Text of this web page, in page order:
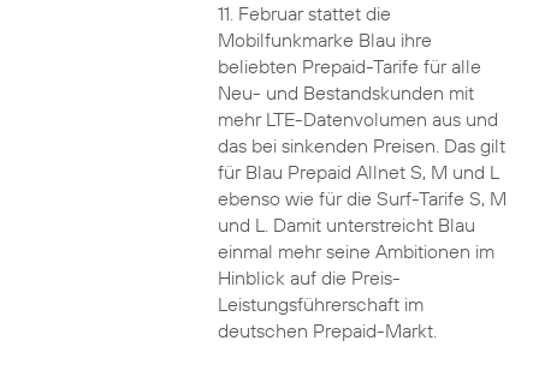
11. Februar stattet die
Mobilfunkmarke Blau ihre
beliebten Prepaid-Tarife für alle
Neu- und Bestandskunden mit
mehr LTE-Datenvolumen aus und
das bei sinkenden Preisen. Das gilt
für Blau Prepaid Allnet S, M und L
ebenso wie für die Surf-Tarife S, M
und L. Damit unterstreicht Blau
einmal mehr seine Ambitionen im
Hinblick auf die Preis-
Leistungsführerschaft im
deutschen Prepaid-Markt.